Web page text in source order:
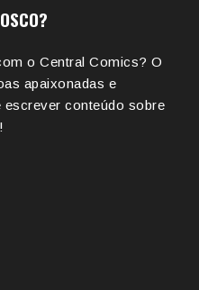
o Central Comics? O
apaixonadas e
conteúdo sobre
!